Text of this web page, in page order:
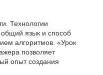
Технологии
язык и способ
алгоритмов. «Урок
позволяет
опыт создания